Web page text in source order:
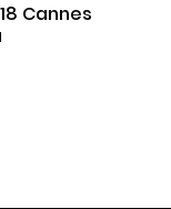
Cannes